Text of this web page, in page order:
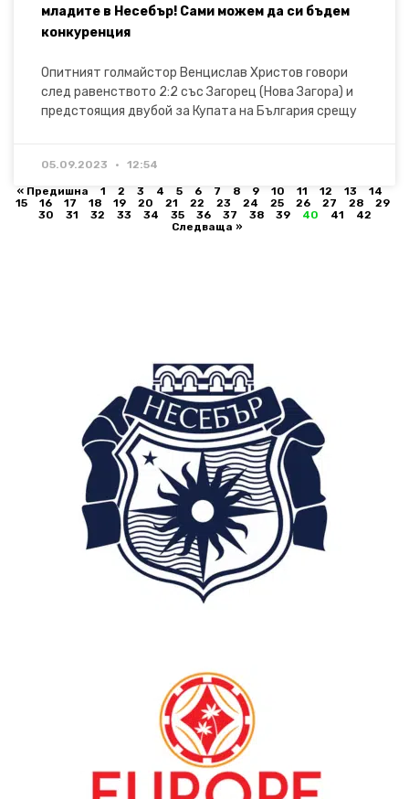
младите в Несебър! Сами можем да си бъдем
конкуренция
Опитният голмайстор Венцислав Христов говори
след равенството 2:2 със Загорец (Нова Загора) и
предстоящия двубой за Купата на България срещу
05.09.2023 12:54
« Предишна 1 2 3 4 5 6 7 8 9 10 11 12 13
14
15
16 17 18 19 20 21 22 23 24 25 26 27 28
29
30
31 32 33 34 35 36 37 38 39 40 41
42
Следваща »